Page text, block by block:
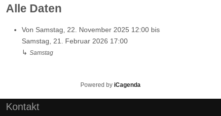
Alle Daten
Von Samstag, 22. November 2025 12:00 bis
Samstag, 21. Februar 2026 17:00
↳ Samstag
Powered by iCagenda
Kontakt